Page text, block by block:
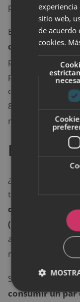
puede remediar.
El magnesio
desintoxicarse.
pesados. Al igual
puede ser difícil
con la dieta.
80 por ciento de
magnesio.
Extracto
¿Alguna vez te
tienden a vivir
dieta incorpora
(omega-3) y
té
antioxidante
muchas
Si bien puede o
consumir un par
sitio web,
de acuerdo
cookies.